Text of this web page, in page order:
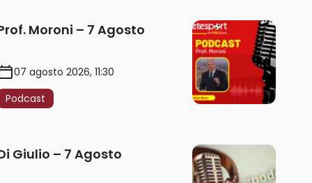
Moroni – 7 Agosto
07 agosto 2026, 11:30
Podcast
Giulio – 7 Agosto